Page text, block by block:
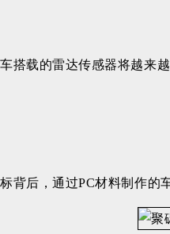
搭载的雷达传感器将越来
背后，通过PC材料制作的